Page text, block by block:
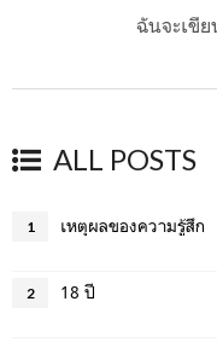
ฉันจะเขีย
ALL POSTS
1 เหตุผลของความรู้สึก
2 18 ปี